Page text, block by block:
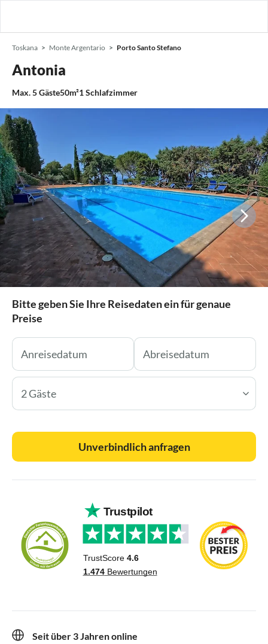
Toskana Monte Argentario Porto Santo Stefano
Antonia
Max.5Gäste50m²1Schlafzimmer
Bitte geben Sie Ihre Reisedaten ein für genaue
Preise
2 Gäste
Unverbindlich anfragen
Seit über 3 Jahren online